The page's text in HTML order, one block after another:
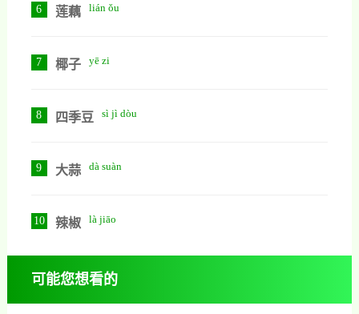
6 莲藕 lián ǒu
7 椰子 yē zi
8 四季豆 sì jì dòu
9 大蒜 dà suàn
10 辣椒 là jiāo
可能您想看的